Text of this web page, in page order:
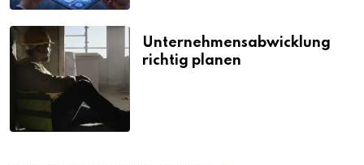
Unternehmensabwicklung
richtig planen